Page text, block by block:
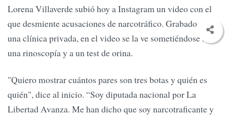
Lorena Villaverde subió hoy a Instagram un video con el
que desmiente acusaciones de narcotráfico. Grabado en
una clínica privada, en el video se la ve sometiéndose a
una rinoscopía y a un test de orina.
"Quiero mostrar cuántos pares son tres botas y quién es
quién", dice al inicio. “Soy diputada nacional por La
Libertad Avanza. Me han dicho que soy narcotraficante y